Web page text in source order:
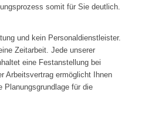
somit für Sie deutlich.
und kein Personaldienstleister.
Zeitarbeit. Jede unserer
eine Festanstellung bei
Arbeitsvertrag ermöglicht Ihnen
Planungsgrundlage für die